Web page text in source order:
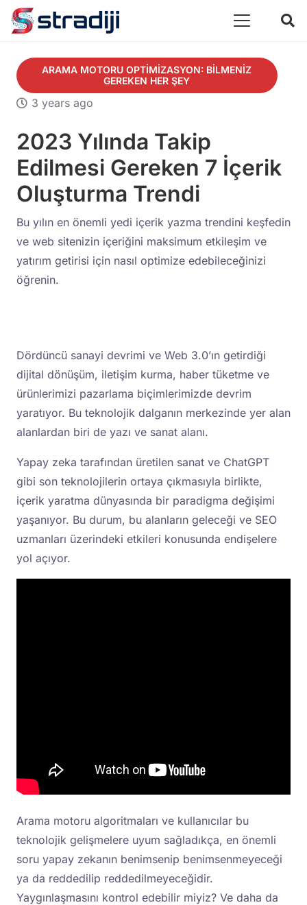
ARAMA MOTORU OPTIMIZASYON: BILMENIZ
GEREKEN HER ŞEY
3 years ago
2023 Yılında Takip
Edilmesi Gereken 7 İçerik
Oluşturma Trendi
Bu yılın en önemli yedi içerik yazma trendini keşfedin
ve web sitenizin içeriğini maksimum etkileşim ve
yatırım getirisi için nasıl optimize edebileceğinizi
öğrenin.
Dördüncü sanayi devrimi ve Web 3.0’ın getirdiği
dijital dönüşüm, iletişim kurma, haber tüketme ve
ürünlerimizi pazarlama biçimlerimizde devrim
yaratıyor. Bu teknolojik dalganın merkezinde yer alan
alanlardan biri de yazı ve sanat alanı.
Yapay zeka tarafından üretilen sanat ve ChatGPT
gibi son teknolojilerin ortaya çıkmasıyla birlikte,
içerik yaratma dünyasında bir paradigma değişimi
yaşanıyor. Bu durum, bu alanların geleceği ve SEO
uzmanları üzerindeki etkileri konusunda endişelere
yol açıyor.
Arama motoru algoritmaları ve kullanıcılar bu
teknolojik gelişmelere uyum sağladıkça, en önemli
soru yapay zekanın benimsenip benimsenmeyeceği
ya da reddedilip reddedilmeyeceğidir.
Yaygınlaşmasını kontrol edebilir miyiz? Ve daha da